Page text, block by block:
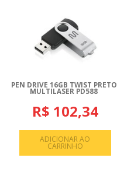
PEN DRIVE 16GB TWIST PRETO
MULTILASER PD588
R$ 102,34
ADICIONAR AO
CARRINHO